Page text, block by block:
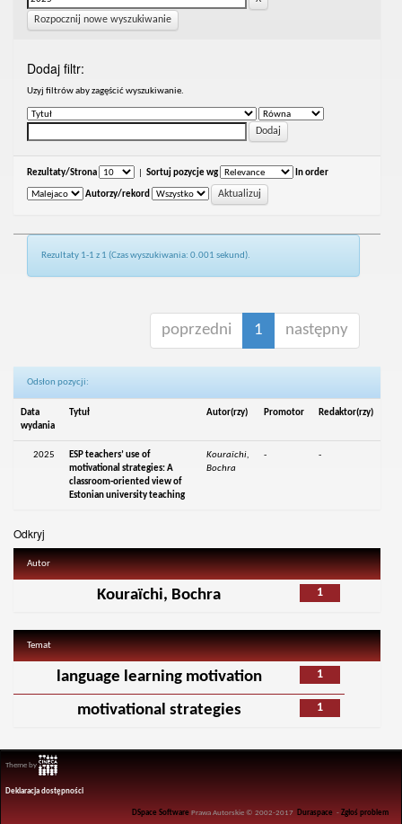
Rozpocznij nowe wyszukiwanie
Dodaj filtr:
Uzyj filtrów aby zagęścić wyszukiwanie.
Rezultaty/Strona Sortuj pozycje wg In order
Autorzy/rekord
Rezultaty 1-1 z 1 (Czas wyszukiwania: 0.001 sekund).
poprzedni 1 następny
Odsłon pozycji:
Data
wydania
Tytuł Autor(rzy) Promotor Redaktor(rzy)
2025
ESP teachers’ use of
motivational strategies: A
classroom-oriented view of
Estonian university teaching
Kouraïchi,
Bochra
- -
Odkryj
Autor
1
Kouraïchi, Bochra
Temat
1
language learning motivation
1
motivational strategies
Theme by
Deklaracja dostępności
DSpace Software Prawa Autorskie © 2002-2017 Duraspace -Zgłoś problem